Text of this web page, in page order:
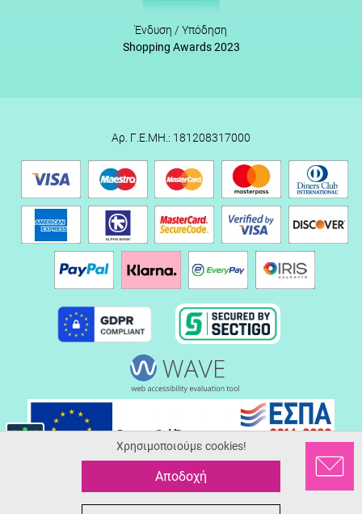
Ένδυση / Υπόδηση
Shopping Awards 2023
Αρ. Γ.Ε.ΜΗ.: 181208317000
© 2026 Serafinoshoes.gr
ALL-IN-ONE eCommerce Business Development by Plushost.gr
Χρησιμοποιούμε cookies!
Αποδοχή